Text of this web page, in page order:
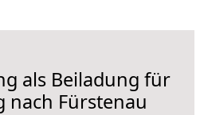
als Beiladung für
nach Fürstenau